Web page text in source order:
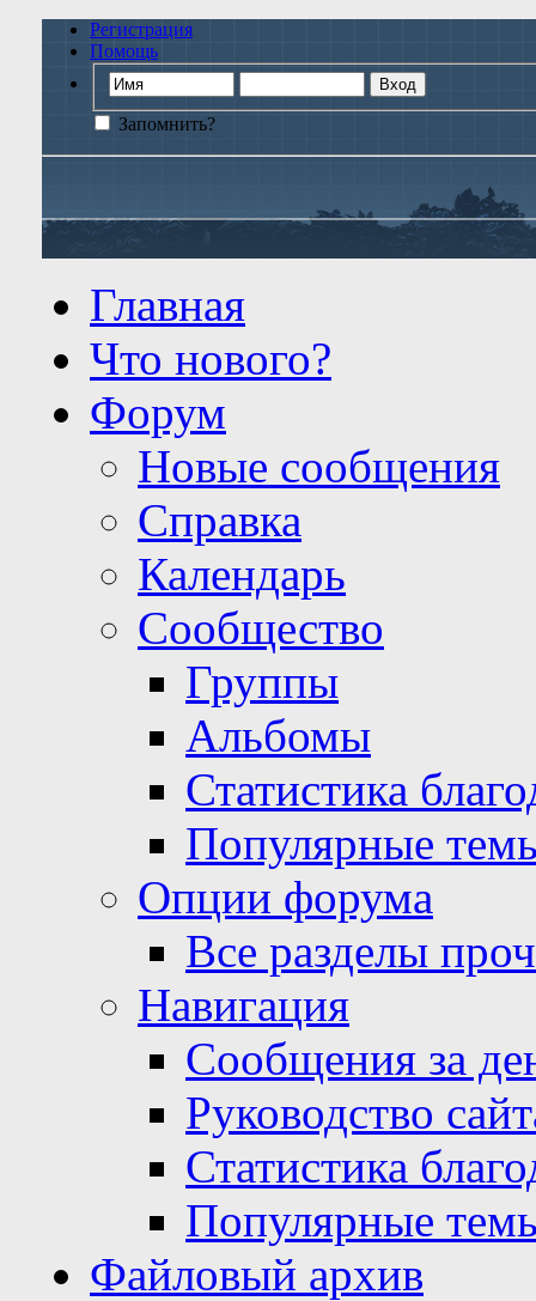
Регистрация
Помощь
Запомнить?
Главная
Что нового?
Форум
Новые сообщения
Справка
Календарь
Сообщество
Группы
Альбомы
Статистика
Популярные
Опции форума
Все разделы
Навигация
Сообщения за
Руководство
Статистика
Популярные
Файловый архив